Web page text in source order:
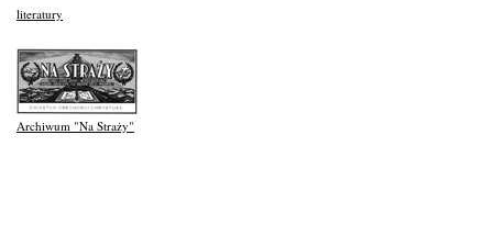
literatury
Archiwum "Na Straży"